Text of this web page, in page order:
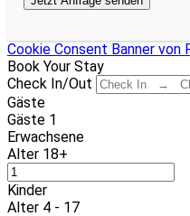
Cookie Consent Banner von
Book Your Stay
Check In/Out
Gäste
Gäste 1
Erwachsene
Alter 18+
Kinder
Alter 4 - 17